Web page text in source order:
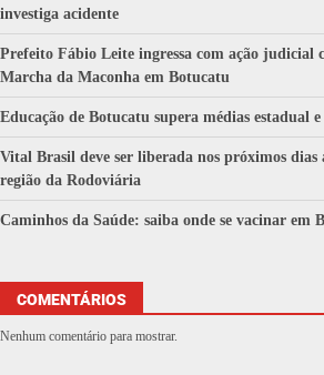
investiga acidente
Prefeito Fábio Leite ingressa com ação judicial
Marcha da Maconha em Botucatu
Educação de Botucatu supera médias estadual
Vital Brasil deve ser liberada nos próximos dias
região da Rodoviária
Caminhos da Saúde: saiba onde se vacinar em
COMENTÁRIOS
Nenhum comentário para mostrar.